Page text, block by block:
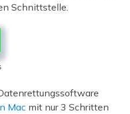
Schnittstelle.
Mac mit nur 3 Schritten